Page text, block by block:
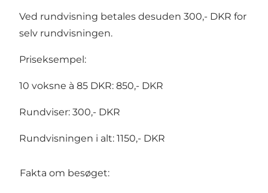
Ved rundvisning betales desuden 300,- DKR for
selv rundvisningen.
Priseksempel:
10 voksne à 85 DKR: 850,- DKR
Rundviser: 300,- DKR
Rundvisningen i alt: 1150,- DKR
Fakta om besøget: